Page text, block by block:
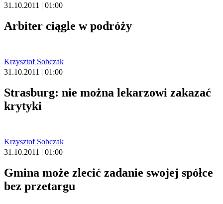
31.10.2011 | 01:00
Arbiter ciągle w podróży
Krzysztof Sobczak
31.10.2011 | 01:00
Strasburg: nie można lekarzowi zakazać
krytyki
Krzysztof Sobczak
31.10.2011 | 01:00
Gmina może zlecić zadanie swojej spółce
bez przetargu